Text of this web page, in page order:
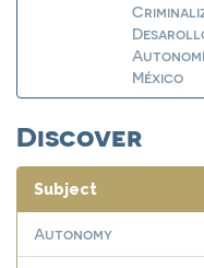
México
Discover
Subject
Autonomy